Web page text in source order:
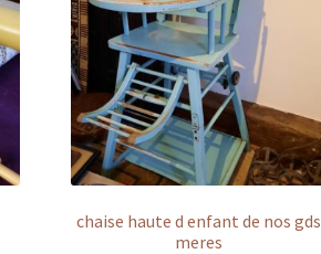
chaise haute d enfant de nos gds
meres